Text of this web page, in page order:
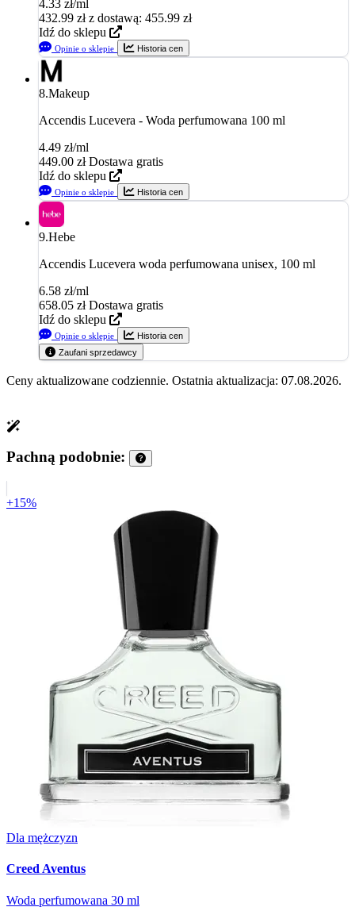
4.33 zł/ml
432.99 zł z dostawą: 455.99 zł
Idź do sklepu
Opinie o sklepie Historia cen
8.Makeup
Accendis Lucevera - Woda perfumowana 100 ml
4.49 zł/ml
449.00 zł Dostawa gratis
Idź do sklepu
Opinie o sklepie Historia cen
9.Hebe
Accendis Lucevera woda perfumowana unisex, 100 ml
6.58 zł/ml
658.05 zł Dostawa gratis
Idź do sklepu
Opinie o sklepie
Historia cen
Zaufani sprzedawcy
Ceny aktualizowane codziennie. Ostatnia aktualizacja: 07.08.2026.
Pachną podobnie:
+15%
Dla mężczyzn
Creed Aventus
Woda perfumowana 30 ml